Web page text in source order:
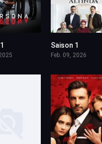
Saison 1
Feb. 09, 2026